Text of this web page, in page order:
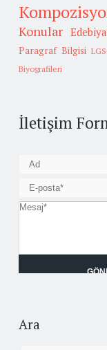
Konular
Paragraf Bilgisi
Biyografileri
İletişim
Ara